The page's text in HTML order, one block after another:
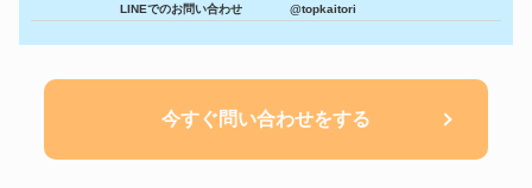
A2115 32GB 1TB 27インチ シル
1〜19巻&スペシャルセット
れゴエモン~ネオ桃山幕府のおど
35,000円
LINEでのお問い合わせ @topkaitori
今すぐ問い合わせをする